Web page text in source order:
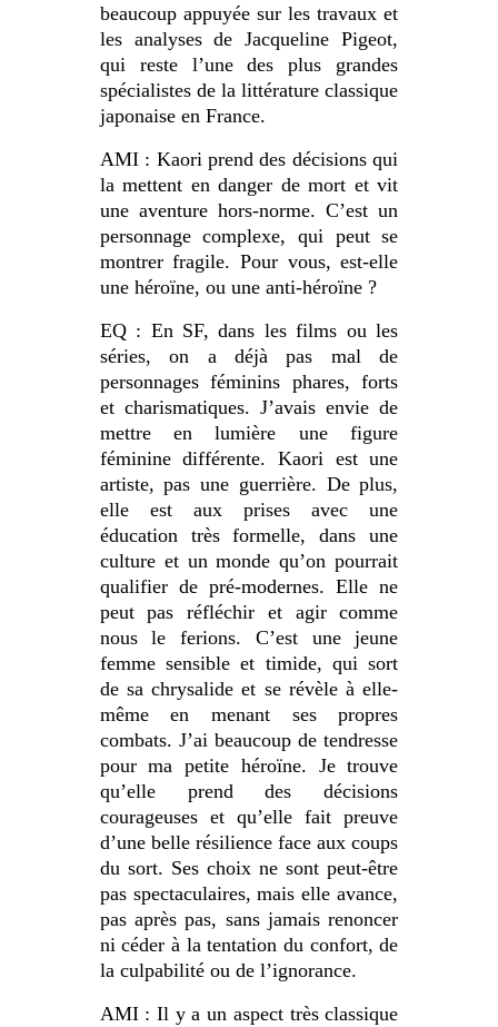
beaucoup appuyée sur les travaux et
les analyses de Jacqueline Pigeot,
qui reste l’une des plus grandes
spécialistes de la littérature classique
japonaise en France.
AMI : Kaori prend des décisions qui
la mettent en danger de mort et vit
une aventure hors-norme. C’est un
personnage complexe, qui peut se
montrer fragile. Pour vous, est-elle
une héroïne, ou une anti-héroïne ?
EQ : En SF, dans les films ou les
séries, on a déjà pas mal de
personnages féminins phares, forts
et charismatiques. J’avais envie de
mettre en lumière une figure
féminine différente. Kaori est une
artiste, pas une guerrière. De plus,
elle est aux prises avec une
éducation très formelle, dans une
culture et un monde qu’on pourrait
qualifier de pré-modernes. Elle ne
peut pas réfléchir et agir comme
nous le ferions. C’est une jeune
femme sensible et timide, qui sort
de sa chrysalide et se révèle à elle-
même en menant ses propres
combats. J’ai beaucoup de tendresse
pour ma petite héroïne. Je trouve
qu’elle prend des décisions
courageuses et qu’elle fait preuve
d’une belle résilience face aux coups
du sort. Ses choix ne sont peut-être
pas spectaculaires, mais elle avance,
pas après pas, sans jamais renoncer
ni céder à la tentation du confort, de
la culpabilité ou de l’ignorance.
AMI : Il y a un aspect très classique